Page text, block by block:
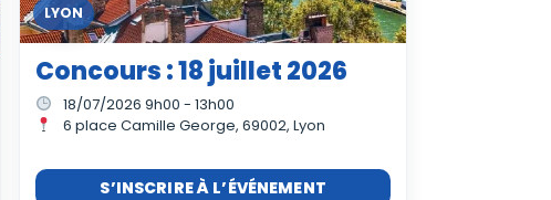
LYON
Concours : 18 juillet 2026
18/07/2026 9h00 - 13h00
6 place Camille George, 69002, Lyon
S’INSCRIRE À L’ÉVÉNEMENT